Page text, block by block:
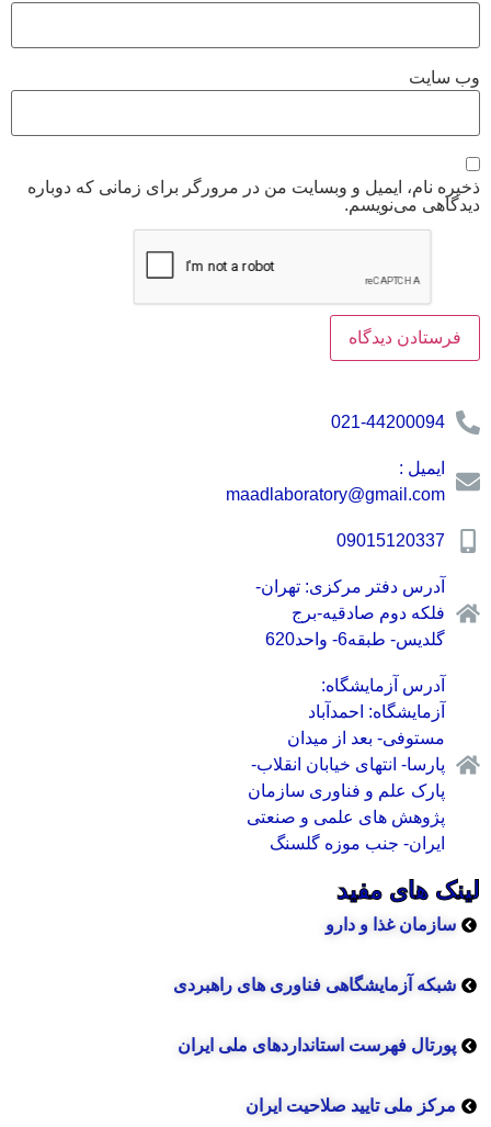
وب‌ سایت
ذخیره نام، ایمیل و وبسایت من در مرورگر برای زمانی که دوباره
دیدگاهی می‌نویسم.
021-44200094
ایمیل :
maadlaboratory@gmail.com
09015120337
آدرس دفتر مرکزی: تهران-
فلکه دوم صادقیه-برج
گلدیس- طبقه6- واحد620
آدرس آزمایشگاه:
آزمایشگاه: احمدآباد
مستوفی- بعد از میدان
پارسا- انتهای خیابان انقلاب-
پارک علم و فناوری سازمان
پژوهش های علمی و صنعتی
ایران- جنب موزه گلسنگ
لینک های مفید
سازمان غذا و دارو
شبکه آزمایشگاهی فناوری های راهبردی
پورتال فهرست استانداردهای ملی ایران
مرکز ملی تایید صلاحیت ایران